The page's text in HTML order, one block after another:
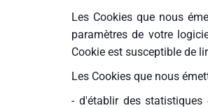
Vidéos / Clips
Ecrire à RCN
Les Cookies que nous
paramètres de votre
Cookie est susceptible de
Les Cookies que nous
- d'établir des